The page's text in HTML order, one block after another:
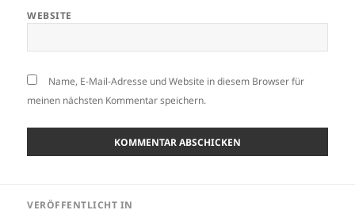
WEBSITE
Name, E-Mail-Adresse und Website in diesem Browser für
meinen nächsten Kommentar speichern.
VERÖFFENTLICHT IN